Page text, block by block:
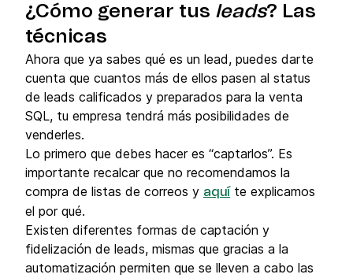
¿Cómo generar tus leads? Las
técnicas
Ahora que ya sabes qué es un lead, puedes darte
cuenta que cuantos más de ellos pasen al status
de leads calificados y preparados para la venta
SQL, tu empresa tendrá más posibilidades de
venderles.
Lo primero que debes hacer es “captarlos”. Es
importante recalcar que no recomendamos la
compra de listas de correos y aquíte explicamos
el por qué.
Existen diferentes formas de captación y
fidelización de leads, mismas que gracias a la
automatización permiten que se lleven a cabo las